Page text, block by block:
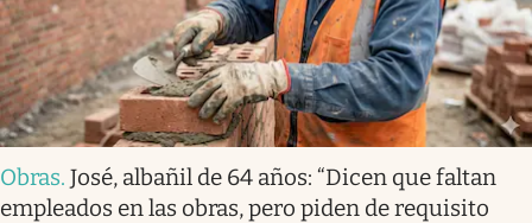
Obras. José, albañil de 64 años: “Dicen que faltan
empleados en las obras, pero piden de requisito